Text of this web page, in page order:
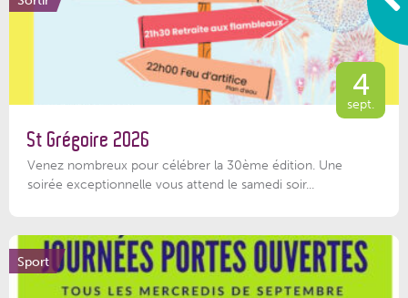
4
sept.
St Grégoire 2026
Venez nombreux pour célébrer la 30ème édition. Une
soirée exceptionnelle vous attend le samedi soir...
Sport